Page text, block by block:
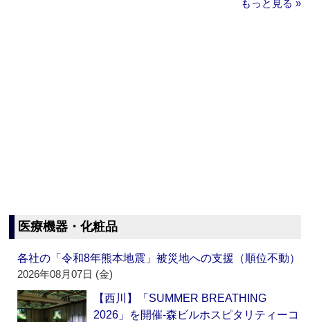
もっと見る »
医療機器・化粧品
各社の「令和8年熊本地震」被災地への支援（順位不動）
2026年08月07日 (金)
【西川】「SUMMER BREATHING
2026」を開催‐森ビルホスピタリティーコ